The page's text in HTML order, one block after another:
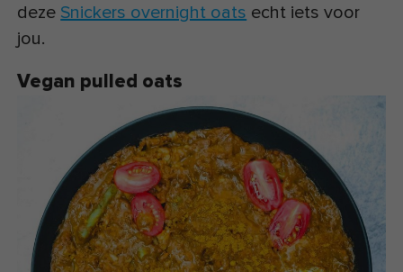
deze Snickers overnight oats echt iets voor
jou.
Vegan pulled oats